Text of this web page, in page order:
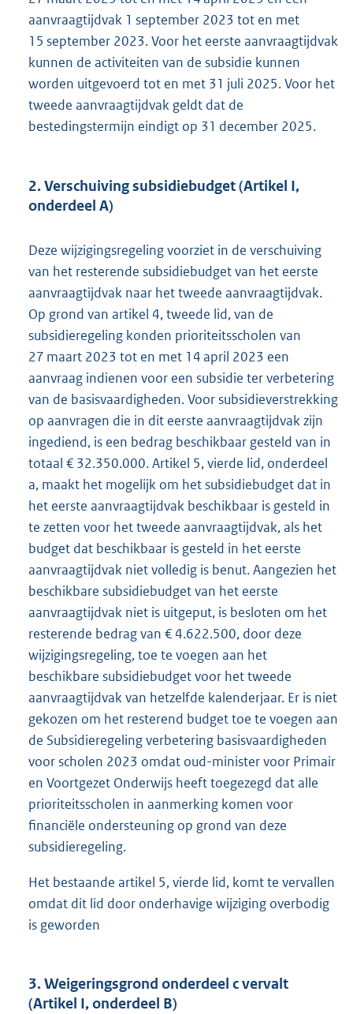
aanvraagtijdvak 1 september 2023 tot en met
15 september 2023. Voor het eerste aanvraagtijdvak
kunnen de activiteiten van de subsidie kunnen
worden uitgevoerd tot en met 31 juli 2025. Voor het
tweede aanvraagtijdvak geldt dat de
bestedingstermijn eindigt op 31 december 2025.
2. Verschuiving subsidiebudget (Artikel I,
onderdeel A)
Deze wijzigingsregeling voorziet in de verschuiving
van het resterende subsidiebudget van het eerste
aanvraagtijdvak naar het tweede aanvraagtijdvak.
Op grond van artikel 4, tweede lid, van de
subsidieregeling konden prioriteitsscholen van
27 maart 2023 tot en met 14 april 2023 een
aanvraag indienen voor een subsidie ter verbetering
van de basisvaardigheden. Voor subsidieverstrekking
op aanvragen die in dit eerste aanvraagtijdvak zijn
ingediend, is een bedrag beschikbaar gesteld van in
totaal € 32.350.000. Artikel 5, vierde lid, onderdeel
a, maakt het mogelijk om het subsidiebudget dat in
het eerste aanvraagtijdvak beschikbaar is gesteld in
te zetten voor het tweede aanvraagtijdvak, als het
budget dat beschikbaar is gesteld in het eerste
aanvraagtijdvak niet volledig is benut. Aangezien het
beschikbare subsidiebudget van het eerste
aanvraagtijdvak niet is uitgeput, is besloten om het
resterende bedrag van € 4.622.500, door deze
wijzigingsregeling, toe te voegen aan het
beschikbare subsidiebudget voor het tweede
aanvraagtijdvak van hetzelfde kalenderjaar. Er is niet
gekozen om het resterend budget toe te voegen aan
de Subsidieregeling verbetering basisvaardigheden
voor scholen 2023 omdat oud-minister voor Primair
en Voortgezet Onderwijs heeft toegezegd dat alle
prioriteitsscholen in aanmerking komen voor
financiële ondersteuning op grond van deze
subsidieregeling.
Het bestaande artikel 5, vierde lid, komt te vervallen
omdat dit lid door onderhavige wijziging overbodig
is geworden
3. Weigeringsgrond onderdeel c vervalt
(Artikel I, onderdeel B)